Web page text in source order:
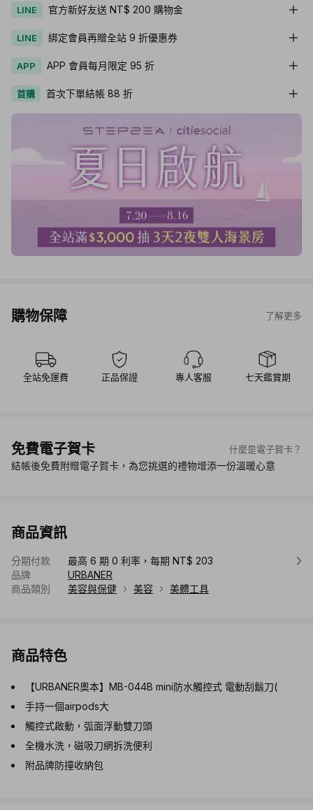
LINE 官方新好友送 NT$ 200 購物金
LINE 綁定會員再贈全站 9 折優惠券
APP APP 會員每月限定 95 折
首購 首次下單結帳 88 折
購物保障 了解更多
全站免運費 正品保證 專人客服 七天鑑賞期
免費電子賀卡 什麼是電子賀卡？
結帳後免費附贈電子賀卡，為您挑選的禮物增添一份溫暖心意
商品資訊
分期付款
最高 6 期 0 利率，每期 NT$ 203
品牌
URBANER
商品類別
美容與保健 美容 美體工具
商品特色
【URBANER奧本】MB-044B mini防水觸控式 電動刮鬍刀(
手持一個airpods大
觸控式啟動，弧面浮動雙刀頭
全機水洗，磁吸刀網拆洗便利
附品牌防撞收納包